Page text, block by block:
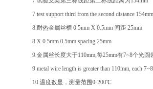
7 test support third from the second distance
8.耐热金属丝槽 0.5mm X 0.5mm 间距 25mm
8 X 0.5mm 0.5mm spacing 25mm
9.金属丝长度大于110mm,每25mm有7~8个光圆
9 metal wire length is greater than 110mm, each
10.温度数显，测量范围0-200℃